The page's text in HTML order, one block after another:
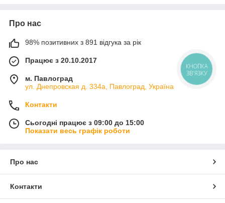
Про нас
98% позитивних з 891 відгука за рік
Працює з 20.10.2017
м. Павлоград
ул. Днепровская д. 334а, Павлоград, Україна
Контакти
Сьогодні працює з 09:00 до 15:00
Показати весь графік роботи
Про нас
Контакти
КНОПКА
ЗВ'ЯЗКУ